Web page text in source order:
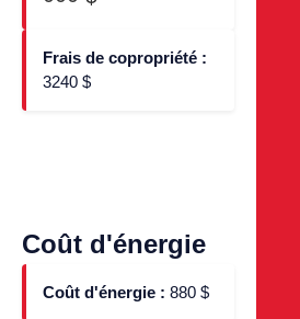
Frais de copropriété :
3240 $
Coût d'énergie
Coût d'énergie : 880 $